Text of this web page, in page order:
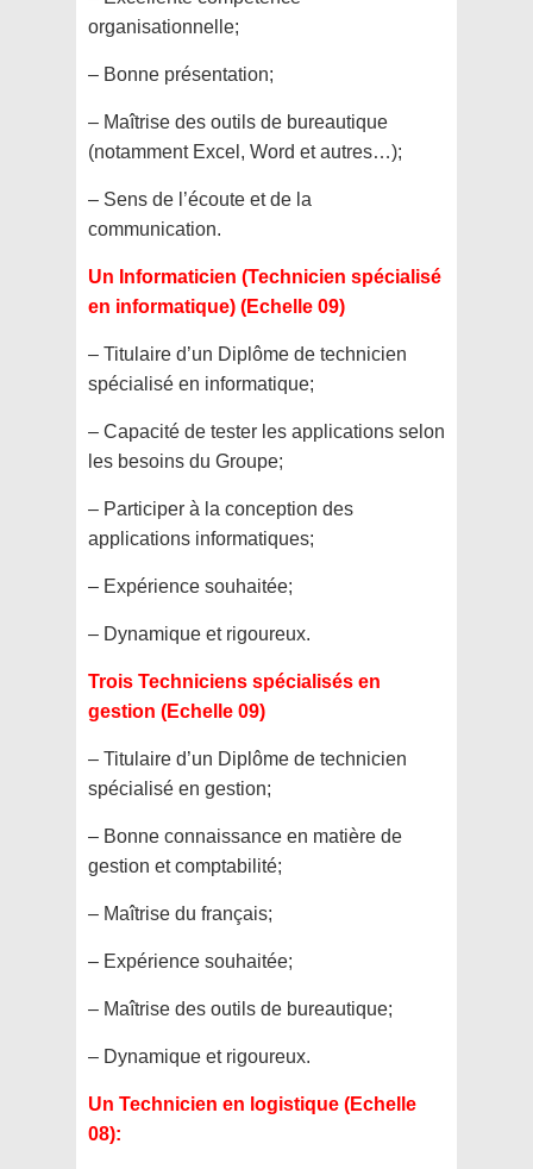
organisationnelle;
– Bonne présentation;
– Maîtrise des outils de bureautique
(notamment Excel, Word et autres…);
– Sens de l’écoute et de la
communication.
Un Informaticien (Technicien spécialisé
en informatique) (Echelle 09)
– Titulaire d’un Diplôme de technicien
spécialisé en informatique;
– Capacité de tester les applications selon
les besoins du Groupe;
– Participer à la conception des
applications informatiques;
– Expérience souhaitée;
– Dynamique et rigoureux.
Trois Techniciens spécialisés en
gestion (Echelle 09)
– Titulaire d’un Diplôme de technicien
spécialisé en gestion;
– Bonne connaissance en matière de
gestion et comptabilité;
– Maîtrise du français;
– Expérience souhaitée;
– Maîtrise des outils de bureautique;
– Dynamique et rigoureux.
Un Technicien en logistique (Echelle
08):